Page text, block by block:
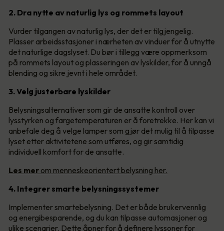
2. Dra nytte av naturlig lys og rommets layout
Vurder tilgangen av naturlig lys, der det er tilgjengelig.
Plasser arbeidsstasjoner i nærheten av vinduer for å utnytte
det naturlige dagslyset. Du bør i tillegg være oppmerksom
på rommets layout og plasseringen av lyskilder, for å unngå
blending og sikre jevnt i hele området.
3. Velg justerbare lyskilder
Belysningsalternativer som gir de ansatte kontroll over
lysstyrken og fargetemperaturen er å foretrekke. Her kan vi
anbefale deg å velge lamper som gjør det mulig til å tilpasse
lyset etter aktivitetene som utføres, og gir samtidig
individuell komfort for de ansatte.
Les mer om menneskeorientert belysning her.
4. Integrer smarte belysningssystemer
Implementer smartebelysning. Det er både brukervennlig
og energibesparende, og du kan tilpasse automasjoner og
ulike scenarier. Dette åpner for å definere lyssoner for